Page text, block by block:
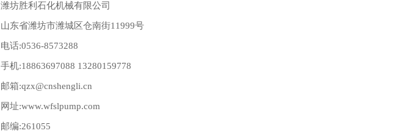
潍坊胜利石化机械有限公司
山东省潍坊市潍城区仓南街11999号
电话:0536-8573288
手机:18863697088 13280159778
邮箱:qzx@cnshengli.cn
网址:www.wfslpump.com
邮编:261055